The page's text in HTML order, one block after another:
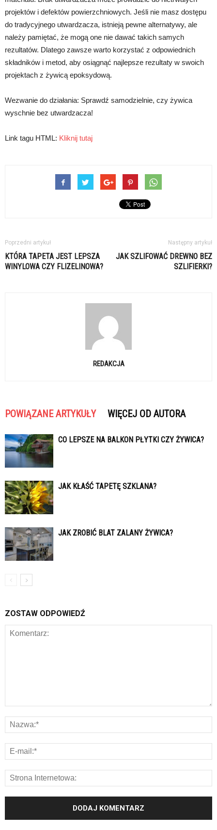
projektów i defektów powierzchniowych. Jeśli nie masz dostępu
do tradycyjnego utwardzacza, istnieją pewne alternatywy, ale
należy pamiętać, że mogą one nie dawać takich samych
rezultatów. Dlatego zawsze warto korzystać z odpowiednich
składników i metod, aby osiągnąć najlepsze rezultaty w swoich
projektach z żywicą epoksydową.
Wezwanie do działania: Sprawdź samodzielnie, czy żywica
wyschnie bez utwardzacza!
Link tagu HTML: Kliknij tutaj
Poprzedni artykuł
KTÓRA TAPETA JEST LEPSZA
WINYLOWA CZY FLIZELINOWA?
Następny artykuł
JAK SZLIFOWAĆ DREWNO BEZ
SZLIFIERKI?
REDAKCJA
POWIĄZANE ARTYKUŁY WIĘCEJ OD AUTORA
CO LEPSZE NA BALKON PŁYTKI CZY ŻYWICA?
JAK KŁAŚĆ TAPETĘ SZKLANA?
JAK ZROBIĆ BLAT ZALANY ŻYWICA?
ZOSTAW ODPOWIEDŹ